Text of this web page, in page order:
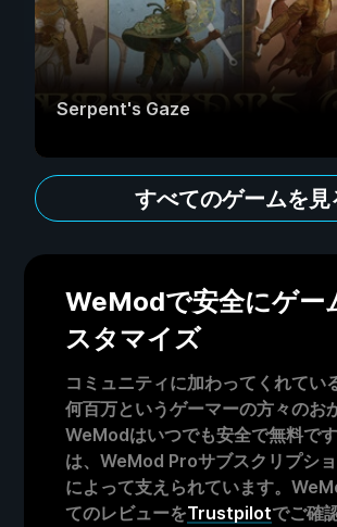
Serpent's Gaze
すべてのゲームを見
WeModで安全にゲー
スタマイズ
コミュニティに加わってくれてい
何百万というゲーマーの方々のお
WeModはいつでも安全で無料で
は、WeMod Proサブスクリプシ
によって支えられています。
てのレビューをTrustpilotでご確